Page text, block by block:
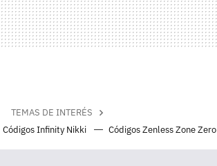
TEMAS DE INTERÉS
Códigos Infinity Nikki
Códigos Zenless Zone Zero